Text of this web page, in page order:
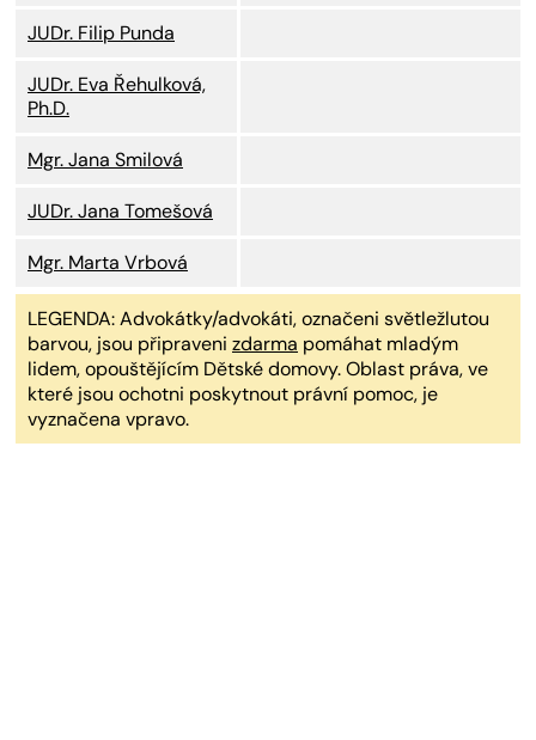
JUDr. Filip Punda
JUDr. Eva Řehulková,
Ph.D.
Mgr. Jana Smilová
JUDr. Jana Tomešová
Mgr. Marta Vrbová
LEGENDA: Advokátky/advokáti, označeni světležlutou
barvou, jsou připraveni zdarma pomáhat mladým
lidem, opouštějícím Dětské domovy. Oblast práva, ve
které jsou ochotni poskytnout právní pomoc, je
vyznačena vpravo.